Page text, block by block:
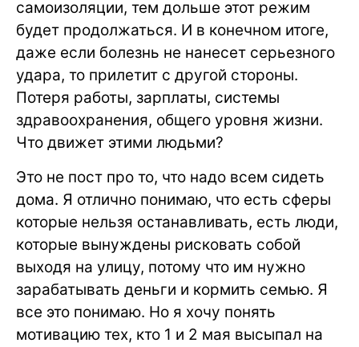
самоизоляции, тем дольше этот режим
будет продолжаться. И в конечном итоге,
даже если болезнь не нанесет серьезного
удара, то прилетит с другой стороны.
Потеря работы, зарплаты, системы
здравоохранения, общего уровня жизни.
Что движет этими людьми?
Это не пост про то, что надо всем сидеть
дома. Я отлично понимаю, что есть сферы
которые нельзя останавливать, есть люди,
которые вынуждены рисковать собой
выходя на улицу, потому что им нужно
зарабатывать деньги и кормить семью. Я
все это понимаю. Но я хочу понять
мотивацию тех, кто 1 и 2 мая высыпал на